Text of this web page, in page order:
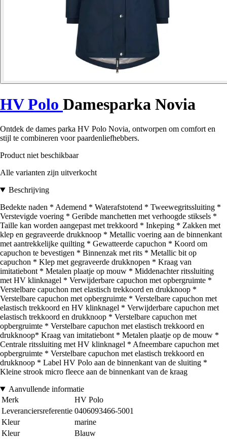
HV Polo Damesparka Novia
Ontdek de dames parka HV Polo Novia, ontworpen om comfort en
stijl te combineren voor paardenliefhebbers.
Product niet beschikbaar
Alle varianten zijn uitverkocht
Beschrijving
Bedekte naden * Ademend * Waterafstotend * Tweewegritssluiting *
Verstevigde voering * Geribde manchetten met verhoogde stiksels *
Taille kan worden aangepast met trekkoord * Inkeping * Zakken met
klep en gegraveerde drukknoop * Metallic voering aan de binnenkant
met aantrekkelijke quilting * Gewatteerde capuchon * Koord om
capuchon te bevestigen * Binnenzak met rits * Metallic bit op
capuchon * Klep met gegraveerde drukknopen * Kraag van
imitatiebont * Metalen plaatje op mouw * Middenachter ritssluiting
met HV klinknagel * Verwijderbare capuchon met opbergruimte *
Verstelbare capuchon met elastisch trekkoord en drukknoop *
Verstelbare capuchon met opbergruimte * Verstelbare capuchon met
elastisch trekkoord en HV klinknagel * Verwijderbare capuchon met
elastisch trekkoord en drukknoop * Verstelbare capuchon met
opbergruimte * Verstelbare capuchon met elastisch trekkoord en
drukknoop* Kraag van imitatiebont * Metalen plaatje op de mouw *
Centrale ritssluiting met HV klinknagel * Afneembare capuchon met
opbergruimte * Verstelbare capuchon met elastisch trekkoord en
drukknoop * Label HV Polo aan de binnenkant van de sluiting *
Kleine strook micro fleece aan de binnenkant van de kraag
Aanvullende informatie
Merk
HV Polo
Leveranciersreferentie 0406093466-5001
Kleur
marine
Kleur
Blauw